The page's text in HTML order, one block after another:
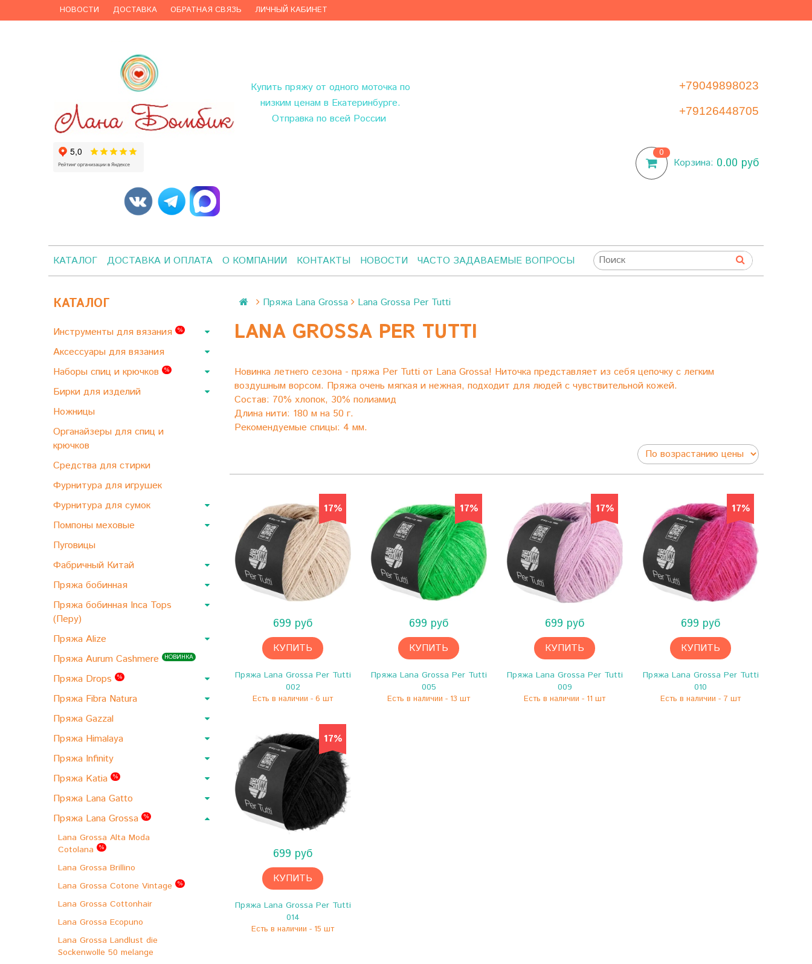
НОВОСТИ ДОСТАВКА ОБРАТНАЯ СВЯЗЬ ЛИЧНЫЙ КАБИНЕТ
Купить пряжуот одного моточка по
низким ценам в Екатеринбурге.
Отправка по всей России
+79049898023
+79126448705
0
Корзина: 0.00 руб
КАТАЛОГ ДОСТАВКА И ОПЛАТА О КОМПАНИИ КОНТАКТЫ НОВОСТИ ЧАСТО ЗАДАВАЕМЫЕ ВОПРОСЫ
КАТАЛОГ
Инструменты для вязания %
Аксессуары для вязания
Наборы спиц и крючков
%
Бирки для изделий
Ножницы
Органайзеры для спиц и
крючков
Средства для стирки
Фурнитура для игрушек
Фурнитура для сумок
Помпоны меховые
Пуговицы
Фабричный Китай
Пряжа бобинная
Пряжа бобинная Inca Tops
(Перу)
Пряжа Alize
Пряжа Aurum Cashmere
НОВИНКА
Пряжа Drops %
Пряжа Fibra Natura
Пряжа Gazzal
Пряжа Himalaya
Пряжа Infinity
Пряжа Katia
%
Пряжа Lana Gatto
Пряжа Lana Grossa
%
Lana Grossa Alta Moda
Cotolana
%
Lana Grossa Brillino
Lana Grossa Cotone Vintage
%
Lana Grossa Cottonhair
Lana Grossa Ecopuno
Lana Grossa Landlust die
Sockenwolle 50 melange
Пряжа Lana Grossa Lana Grossa Per Tutti
LANA GROSSA PER TUTTI
Новинка летнего сезона - пряжа Per Tutti от Lana Grossa! Ниточка представляет из себя цепочку с легким
воздушным ворсом. Пряжа очень мягкая и нежная, подходит для людей с чувствительной кожей.
Состав: 70% хлопок, 30% полиамид
Длина нити: 180 м на 50 г.
Рекомендуемые спицы: 4 мм.
17%
699 руб
КУПИТЬ
Пряжа Lana Grossa Per Tutti
002
Есть в наличии - 6 шт
17%
699 руб
КУПИТЬ
Пряжа Lana Grossa Per Tutti
005
Есть в наличии - 13 шт
17%
699 руб
КУПИТЬ
Пряжа Lana Grossa Per Tutti
009
Есть в наличии - 11 шт
17%
699 руб
КУПИТЬ
Пряжа Lana Grossa Per Tutti
010
Есть в наличии - 7 шт
17%
699 руб
КУПИТЬ
Пряжа Lana Grossa Per Tutti
014
Есть в наличии - 15 шт